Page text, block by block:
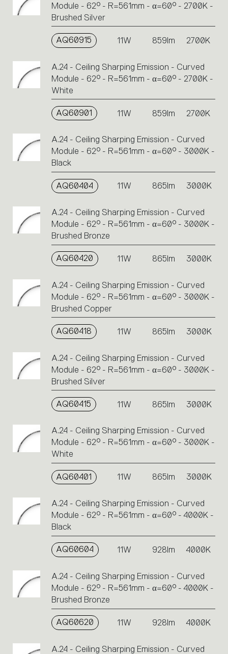
Module - 62° - R=561mm - α=60° - 2700K -
Brushed Silver
AQ60915 11W 859lm 2700K
A.24 - Ceiling Sharping Emission - Curved
Module - 62° - R=561mm - α=60° - 2700K -
White
AQ60901 11W 859lm 2700K
A.24 - Ceiling Sharping Emission - Curved
Module - 62° - R=561mm - α=60° - 3000K -
Black
AQ60404 11W 865lm 3000K
A.24 - Ceiling Sharping Emission - Curved
Module - 62° - R=561mm - α=60° - 3000K -
Brushed Bronze
AQ60420 11W 865lm 3000K
A.24 - Ceiling Sharping Emission - Curved
Module - 62° - R=561mm - α=60° - 3000K -
Brushed Copper
AQ60418 11W 865lm 3000K
A.24 - Ceiling Sharping Emission - Curved
Module - 62° - R=561mm - α=60° - 3000K -
Brushed Silver
AQ60415 11W 865lm 3000K
A.24 - Ceiling Sharping Emission - Curved
Module - 62° - R=561mm - α=60° - 3000K -
White
AQ60401 11W 865lm 3000K
A.24 - Ceiling Sharping Emission - Curved
Module - 62° - R=561mm - α=60° - 4000K -
Black
AQ60604 11W 928lm 4000K
A.24 - Ceiling Sharping Emission - Curved
Module - 62° - R=561mm - α=60° - 4000K -
Brushed Bronze
AQ60620 11W 928lm 4000K
A.24 - Ceiling Sharping Emission - Curved